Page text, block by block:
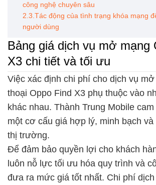
công nghệ chuyên sâu
2.3.Tác động của tình trạng khóa mạng
người dùng
Bảng giá dịch vụ mở mạng
X3 chi tiết và tối ưu
Việc xác định chi phí cho dịch vụ
thoại Oppo Find X3 phụ thuộc vào
khác nhau. Thành Trung Mobile
một cơ cấu giá hợp lý, minh bạch và
thị trường.
Để đảm bảo quyền lợi cho khách
luôn nỗ lực tối ưu hóa quy trình và
đưa ra mức giá tốt nhất. Chi phí